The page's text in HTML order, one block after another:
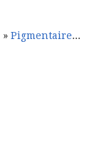
» Pigmentaire et Détatouage